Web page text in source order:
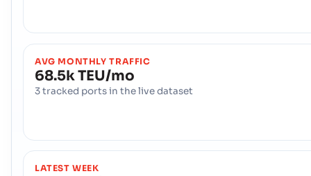
Lemvig
ท าเร อ
Lemvig (DKLVG), Denmark, Europe
รหัสไปรษณีย์ :
รหัสพอร์ต : DKLVG
รหัสไปรษณีย์ :
รหัสพอร์ต :DKLIN
AVG MONTHLY TRAFFIC
68.5k TEU/mo
3 tracked ports in the live dataset
LATEST WEEK